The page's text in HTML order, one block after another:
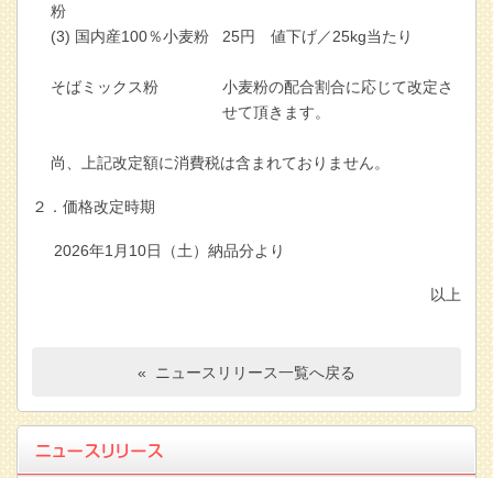
粉
(3) 国内産100％小麦粉 25円 値下げ／25kg当たり
そばミックス粉
小麦粉の配合割合に応じて改定さ
せて頂きます。
尚、上記改定額に消費税は含まれておりません。
２．価格改定時期
2026年1月10日（土）納品分より
以上
« ニュースリリース一覧へ戻る